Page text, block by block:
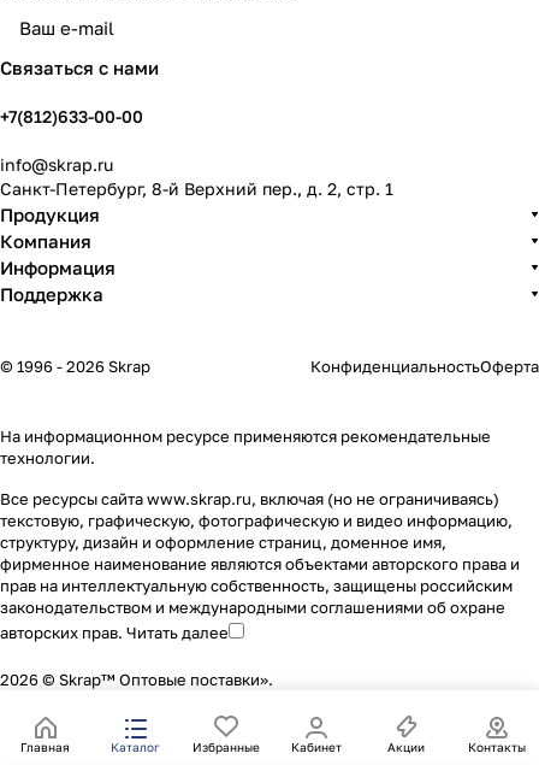
Связаться с нами
+7(812)633-00-00
info@skrap.ru
Санкт-Петербург, 8-й Верхний пер., д. 2, стр. 1
Продукция
Компания
Информация
Поддержка
© 1996 - 2026 Skrap КонфиденциальностьОферта
На информационном ресурсе применяются рекомендательные
технологии.
Все ресурсы сайта www.skrap.ru, включая (но не ограничиваясь)
текстовую, графическую, фотографическую и видео информацию,
структуру, дизайн и оформление страниц, доменное имя,
фирменное наименование являются объектами авторского права и
прав на интеллектуальную собственность, защищены российским
законодательством и международными соглашениями об охране
авторских прав. Читать далее
2026 © Skrap™ Оптовые поставки».
Главная Каталог Избранные Кабинет Акции Контакты